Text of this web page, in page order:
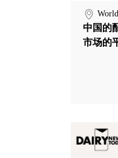
World
中国的
市场的